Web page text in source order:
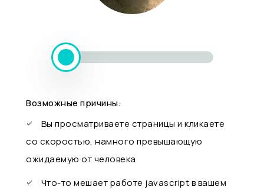
Возможные причины:
Вы просматриваете страницы и кликаете
со скоростью, намного превышающую
ожидаемую от человека
Что-то мешает работе javascript в вашем